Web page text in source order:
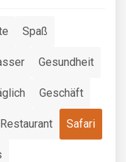
Spaß
Gesundheit
Geschäft
Restaurant Safari